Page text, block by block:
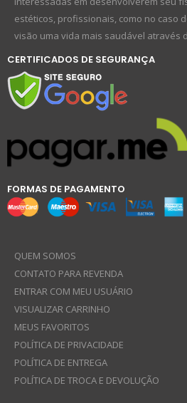
estéticos, profissionais, como no caso
visão uma vida mais saudável através
CERTIFICADOS DE SEGURANÇA
FORMAS DE PAGAMENTO
QUEM SOMOS
CONTATO PARA REVENDA
ENTRAR COM MEU USUÁRIO
VISUALIZAR CARRINHO
MEUS FAVORITOS
POLÍTICA DE PRIVACIDADE
POLÍTICA DE ENTREGA
POLÍTICA DE TROCA E DEVOLUÇÃO